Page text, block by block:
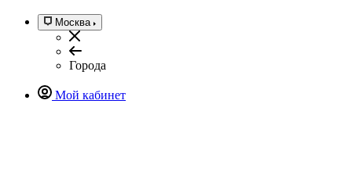
Москва
Города
Мой кабинет